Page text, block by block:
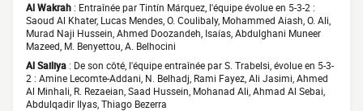
Al Wakrah : Entraînée par Tintín Márquez, l'équipe évolue en 5-3-2 :
Saoud Al Khater, Lucas Mendes, O. Coulibaly, Mohammed Aiash, O. Ali,
Murad Naji Hussein, Ahmed Doozandeh, Isaías, Abdulghani Muneer
Mazeed, M. Benyettou, A. Belhocini
Al Sailiya : De son côté, l'équipe entraînée par S. Trabelsi, évolue en 5-3-
2 : Amine Lecomte-Addani, N. Belhadj, Rami Fayez, Ali Jasimi, Ahmed
Al Minhali, R. Rezaeian, Saad Hussein, Mohanad Ali, Ahmad Al Sebai,
Abdulqadir Ilyas, Thiago Bezerra